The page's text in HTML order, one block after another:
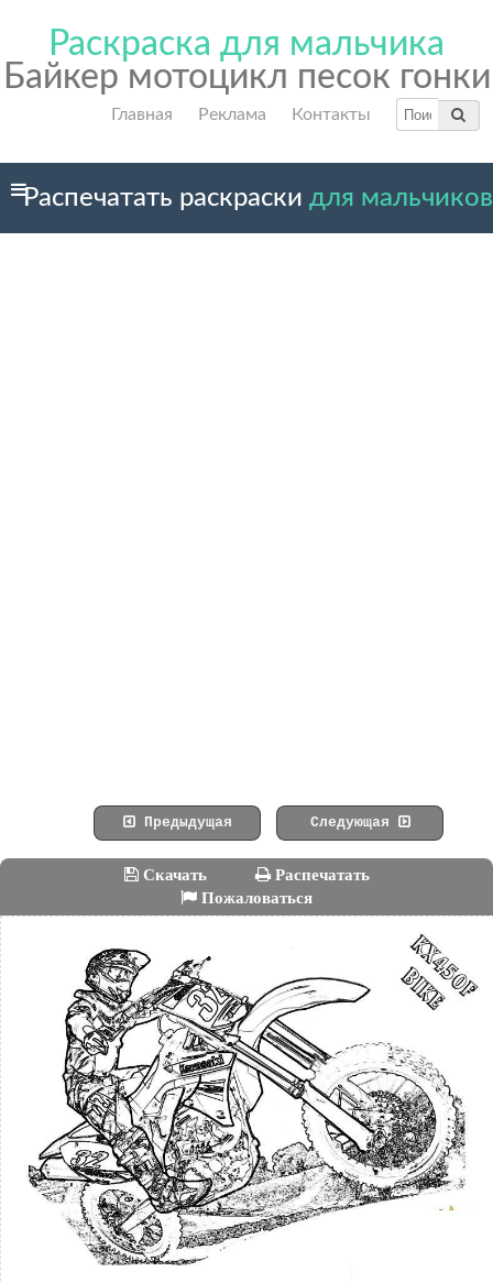
Раскраска для мальчика
Байкер мотоцикл песок гонки
Главная Реклама Контакты
Распечатать раскраски для мальчиков
Предыдущая Следующая
Скачать
Распечатать
Пожаловаться